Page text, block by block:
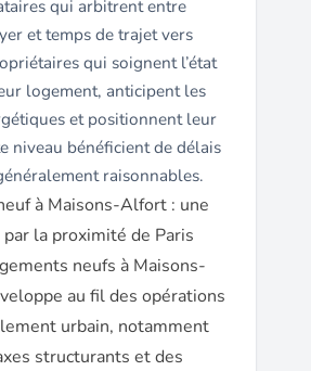
qui arbitrent entre
et temps de trajet vers
qui soignent l’état
logement, anticipent les
et positionnent leur
niveau bénéficient de délais
raisonnables.
à Maisons-Alfort : une
la proximité de Paris
neufs à Maisons-
au fil des opérations
urbain, notamment
structurants et des